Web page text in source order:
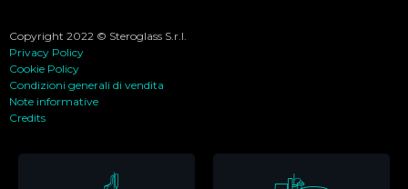
Copyright 2022 © Steroglass S.r.l.
Privacy Policy
Cookie Policy
Condizioni generali di vendita
Note informative
Credits